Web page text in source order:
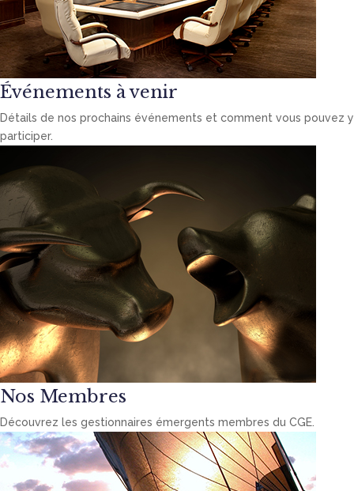
Événements à venir
Détails de nos prochains événements et comment vous pouvez y
participer.
Nos Membres
Découvrez les gestionnaires émergents membres du CGE.